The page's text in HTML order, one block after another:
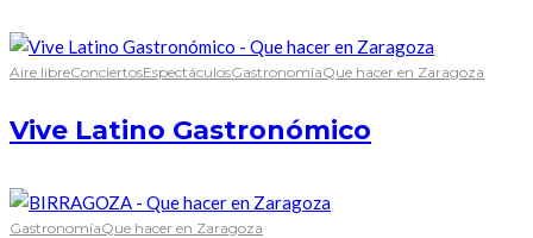
Aire libreConciertosEspectáculosGastronomíaQue hacer en Zaragoza
Vive Latino Gastronómico
GastronomíaQue hacer en Zaragoza